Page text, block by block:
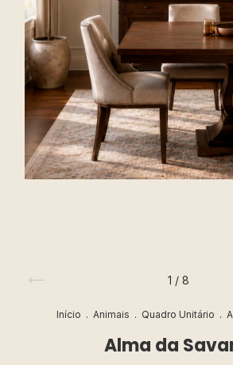
1 / 8
Início . Animais . Quadro Unitário .
Alma da